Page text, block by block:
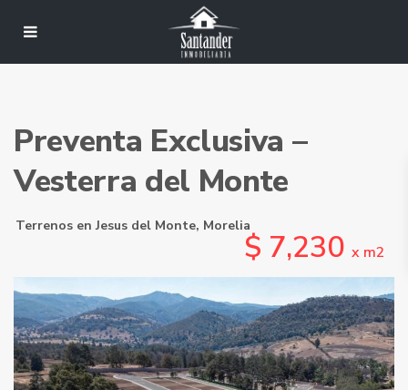
Preventa Exclusiva –
Vesterra del Monte
Terrenos enJesus del Monte, Morelia
$ 7,230 x m2